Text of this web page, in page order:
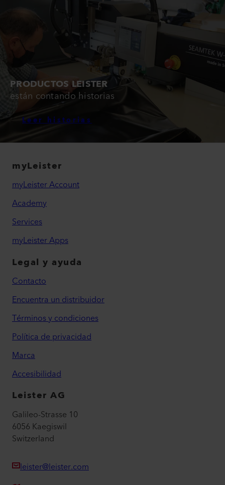
PRODUCTOS LEISTER
están contando historias
Leer historias
myLeister
myLeister Account
Academy
Services
myLeister Apps
Legal y ayuda
Contacto
Encuentra un distribuidor
Términos y condiciones
Política de privacidad
Marca
Accesibilidad
Leister AG
Galileo-Strasse 10
6056 Kaegiswil
Switzerland
leister@leister.com